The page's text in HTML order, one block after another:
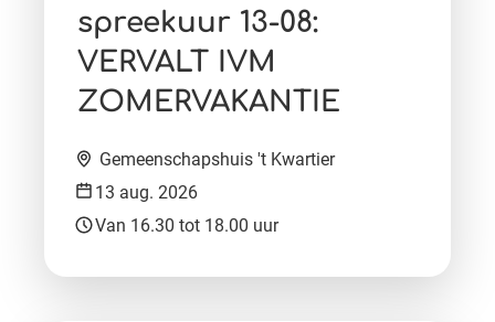
spreekuur 13-08:
VERVALT IVM
ZOMERVAKANTIE
Locatie:
Gemeenschapshuis 't Kwartier
Datum:
13 aug. 2026
Tijd:
Van 16.30 tot 18.00 uur